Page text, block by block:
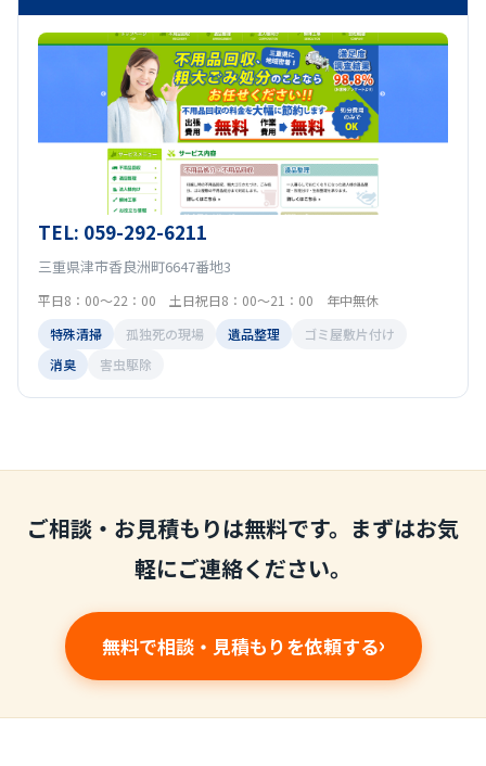
TEL: 059-292-6211
三重県津市香良洲町6647番地3
平日8：00～22：00 土日祝日8：00～21：00 年中無休
特殊清掃
孤独死の現場 遺品整理
ゴミ屋敷片付け
消臭
害虫駆除
ご相談・お見積もりは無料です。まずはお気
軽にご連絡ください。
無料で相談・見積もりを依頼する